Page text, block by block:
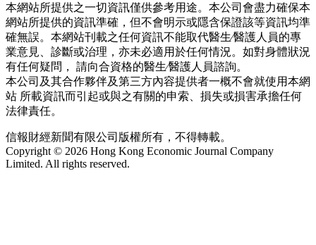
本網站所提供之一切資訊僅供參考用途。本公司會盡力確保本
網站所提供的資訊準確，但不會明示或隱含保證該等資訊均準
確無誤。本網站刊載之任何資訊不能取代醫生∕醫護人員的專
業意見、診斷或治理，亦未必適用於任何情況。如對身體狀況
有任何疑問， 請向合資格的醫生∕醫護人員諮詢。
本公司及其合作夥伴及第三方內容提供者一概不會就使用本網
站 所載資訊而引起或與之有關的申索、損失或損害承擔任何
法律責任。
信報財經新聞有限公司版權所有，不得轉載。
Copyright © 2026 Hong Kong Economic Journal Company
Limited. All rights reserved.